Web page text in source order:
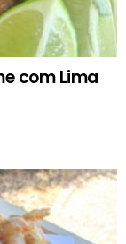
com Lima